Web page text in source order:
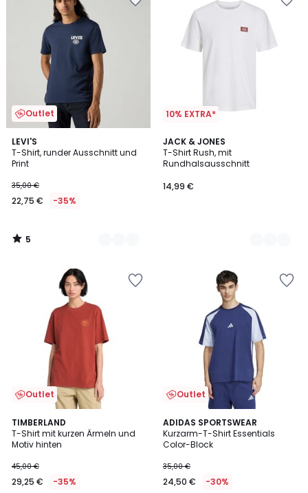
Outlet
LEVI'S
T-Shirt, runder Ausschnitt und
Print
35,00 €
22,75 € -35%
5
/
5
2
Farben
5
/
10% EXTRA*
JACK & JONES
T-Shirt Rush, mit
Rundhalsausschnitt
14,99 €
3
Farben
Outlet
TIMBERLAND
T-Shirt mit kurzen Ärmeln und
Motiv hinten
45,00 €
29,25 € -35%
Outlet
ADIDAS SPORTSWEAR
Kurzarm-T-Shirt Essentials
Color-Block
35,00 €
24,50 € -30%
5
/
5